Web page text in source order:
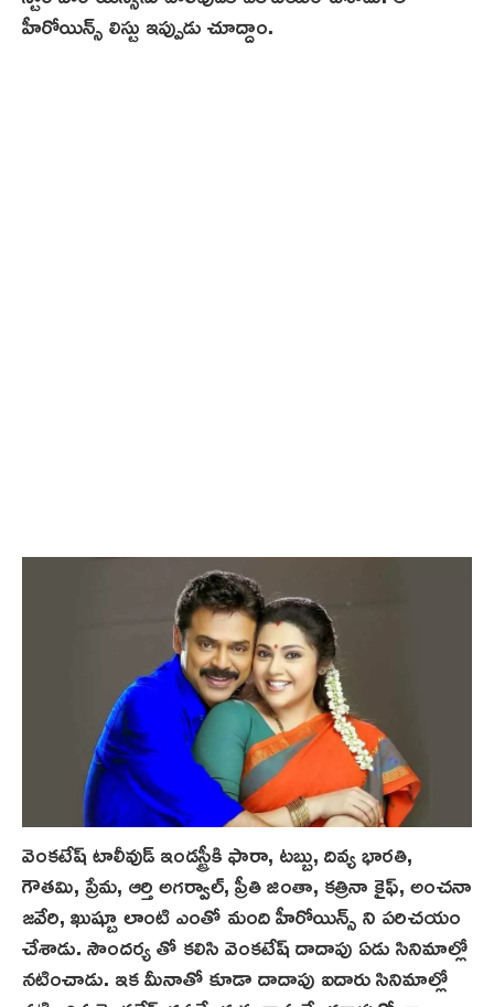
హీరోయిన్స్ లిస్టు ఇప్పుడు చూద్దాం.
వెంకటేష్ టాలీవుడ్ ఇండస్ట్రీకి ఫారా, ట‌బ్బు, దివ్య భారతి,
గౌతమి, ప్రేమ, ఆర్తి అగర్వాల్, ప్రీతి జింతా, కత్రినా కైఫ్, అంచ‌నా
జవేరి, ఖుష్బూ లాంటి ఎంతో మంది హీరోయిన్స్ ని ప‌రిచ‌యం
చేశాడు. సౌందర్య తో కలిసి వెంకటేష్ దాదాపు ఏడు సినిమాల్లో
నటించాడు. ఇక మీనాతో కూడా దాదాపు ఐదారు సినిమాల్లో